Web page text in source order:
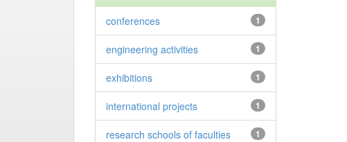
1
conferences
1
engineering activities
1
exhibitions
1
international projects
1
research schools of faculties